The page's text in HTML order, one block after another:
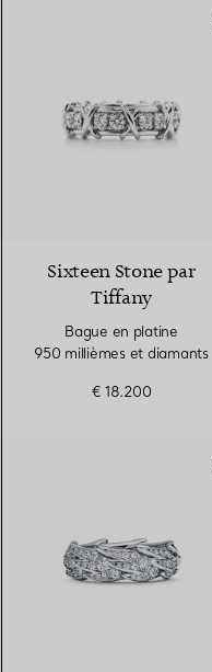
Sixteen Stone par
Tiffany
Bague en platine
950 millièmes et diamants
€ 18.200